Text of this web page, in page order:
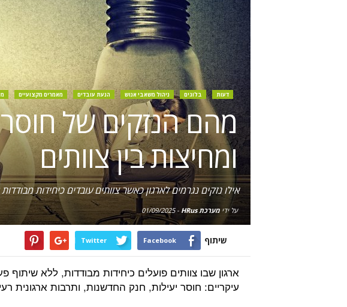
דעות בלוגים ניהול משאבי אנוש הנעת עובדים מאמרים מקצועיים
מהם הנזקים של חוסר
ומחיצות בין צוותים
אילו נזקים נגרמים לארגון כאשר צוותים עובדים כיחידות
על ידימערכת HRus -
01/09/2025
שיתוף Facebook
Twitter
ארגון שבו צוותים פועלים כיחידות מבודדות, ללא שיתוף
עיקריים: חוסר יעילות, חנק החדשנות, ותרבות ארגונית